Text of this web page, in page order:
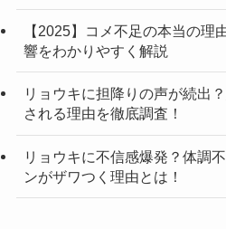
【2025】コメ不足の本当の理
響をわかりやすく解説
リョウキに担降りの声が続出
される理由を徹底調査！
リョウキに不信感爆発？体調
ンがザワつく理由とは！